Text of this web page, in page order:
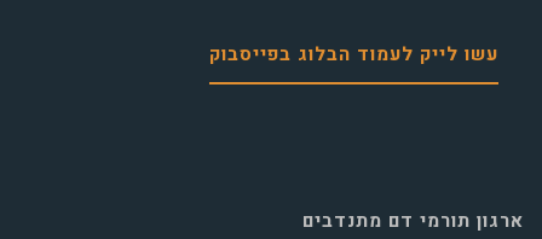
עשו לייק לעמוד הבלוג בפייסבוק
ארגון תורמי דם מתנדבים